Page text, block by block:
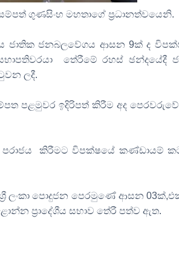
ගුණසිංහ මහතාගේ ප්‍රධානත්වයෙනි.
ජාතික ජනබලවේගය ආසන 9ක් ද
තේරීමේ රහස් ඡන්දයේදී
ලදී.
පළමුවර ඉදිරිපත් කිරීම අද
කිරීමට විපක්ෂයේ කණ්ඩායම්
ලංකා පොදුජන පෙරමුණේ ආසන
ප්‍රාදේශීය සභාව තේරී පත්ව ඇත.